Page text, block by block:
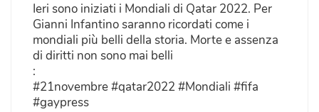
Ieri sono iniziati i Mondiali di Qatar 2022. Per
Gianni Infantino saranno ricordati come i
mondiali più belli della storia. Morte e assenza
di diritti non sono mai belli
:
#21novembre #qatar2022 #Mondiali #fifa
#gaypress